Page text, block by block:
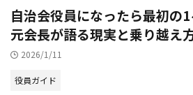
自治会役員になったら最初の1
元会長が語る現実と乗り越え
2026/1/11
役員ガイド